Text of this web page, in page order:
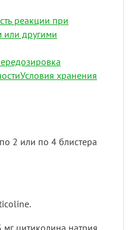
реакции при
или другими
Условия хранения
2 или по 4 блистера